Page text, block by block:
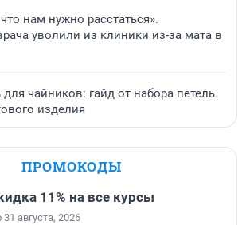
нам нужно расстаться».
уволили из клиники из-за мата в
чайников: гайд от набора петель
изделия
ПРОМОКОДЫ
11% на все курсы
августа, 2026